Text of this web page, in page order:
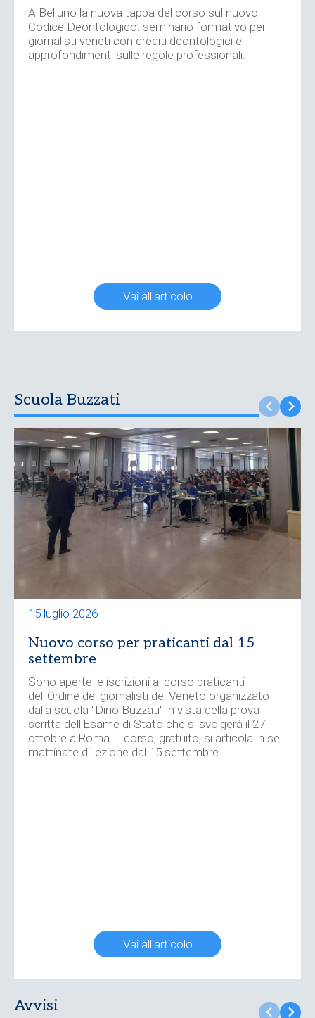
A Belluno la nuova tappa del corso sul nuovo
Codice Deontologico: seminario formativo per
giornalisti veneti con crediti deontologici e
approfondimenti sulle regole professionali.
Vai all'articolo
Scuola Buzzati
15 luglio 2026
Nuovo corso per praticanti dal 15
settembre
Sono aperte le iscrizioni al corso praticanti
dell'Ordine dei giornalisti del Veneto organizzato
dalla scuola "Dino Buzzati" in vista della prova
scritta dell'Esame di Stato che si svolgerà il 27
ottobre a Roma. Il corso, gratuito, si articola in sei
mattinate di lezione dal 15 settembre
Vai all'articolo
Avvisi